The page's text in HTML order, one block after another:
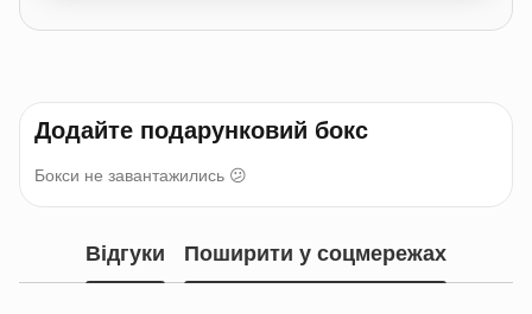
Додайте подарунковий бокс
Бокси не завантажились 😕
Відгуки Поширити у соцмережах